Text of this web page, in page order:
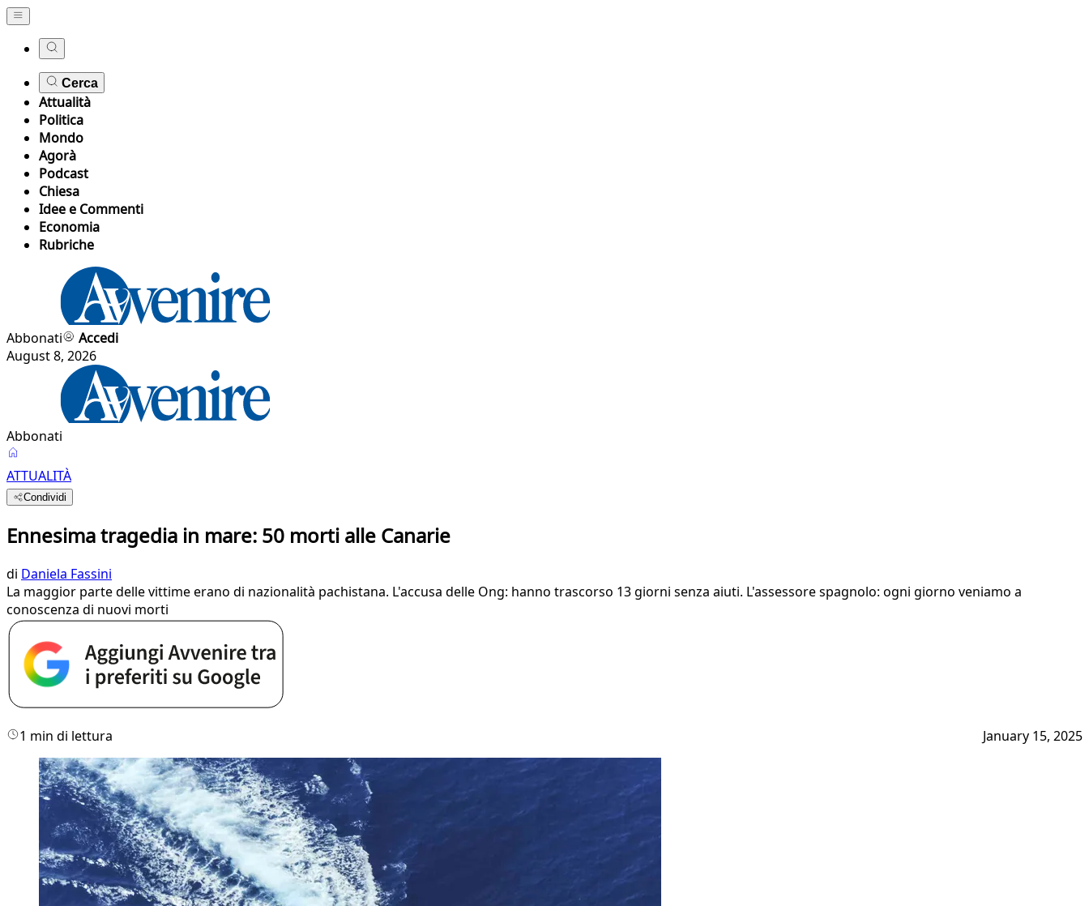
Cerca
Attualità
Politica
Mondo
Agorà
Podcast
Chiesa
Idee e Commenti
Economia
Rubriche
Abbonati
Accedi
August 8, 2026
Abbonati
ATTUALITÀ
Condividi
Ennesima tragedia in mare: 50 morti alle Canarie
di Daniela Fassini
La maggior parte delle vittime erano di nazionalità pachistana. L'accusa delle Ong: hanno trascorso 13 giorni senza aiuti. L'assessore spagnolo: ogni giorno veniamo a
conoscenza di nuovi morti
1 min di lettura January 15, 2025